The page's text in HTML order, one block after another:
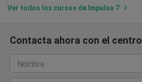
Ver todos los cursos de Impulso 7
Contacta ahora con el centro
Nombre